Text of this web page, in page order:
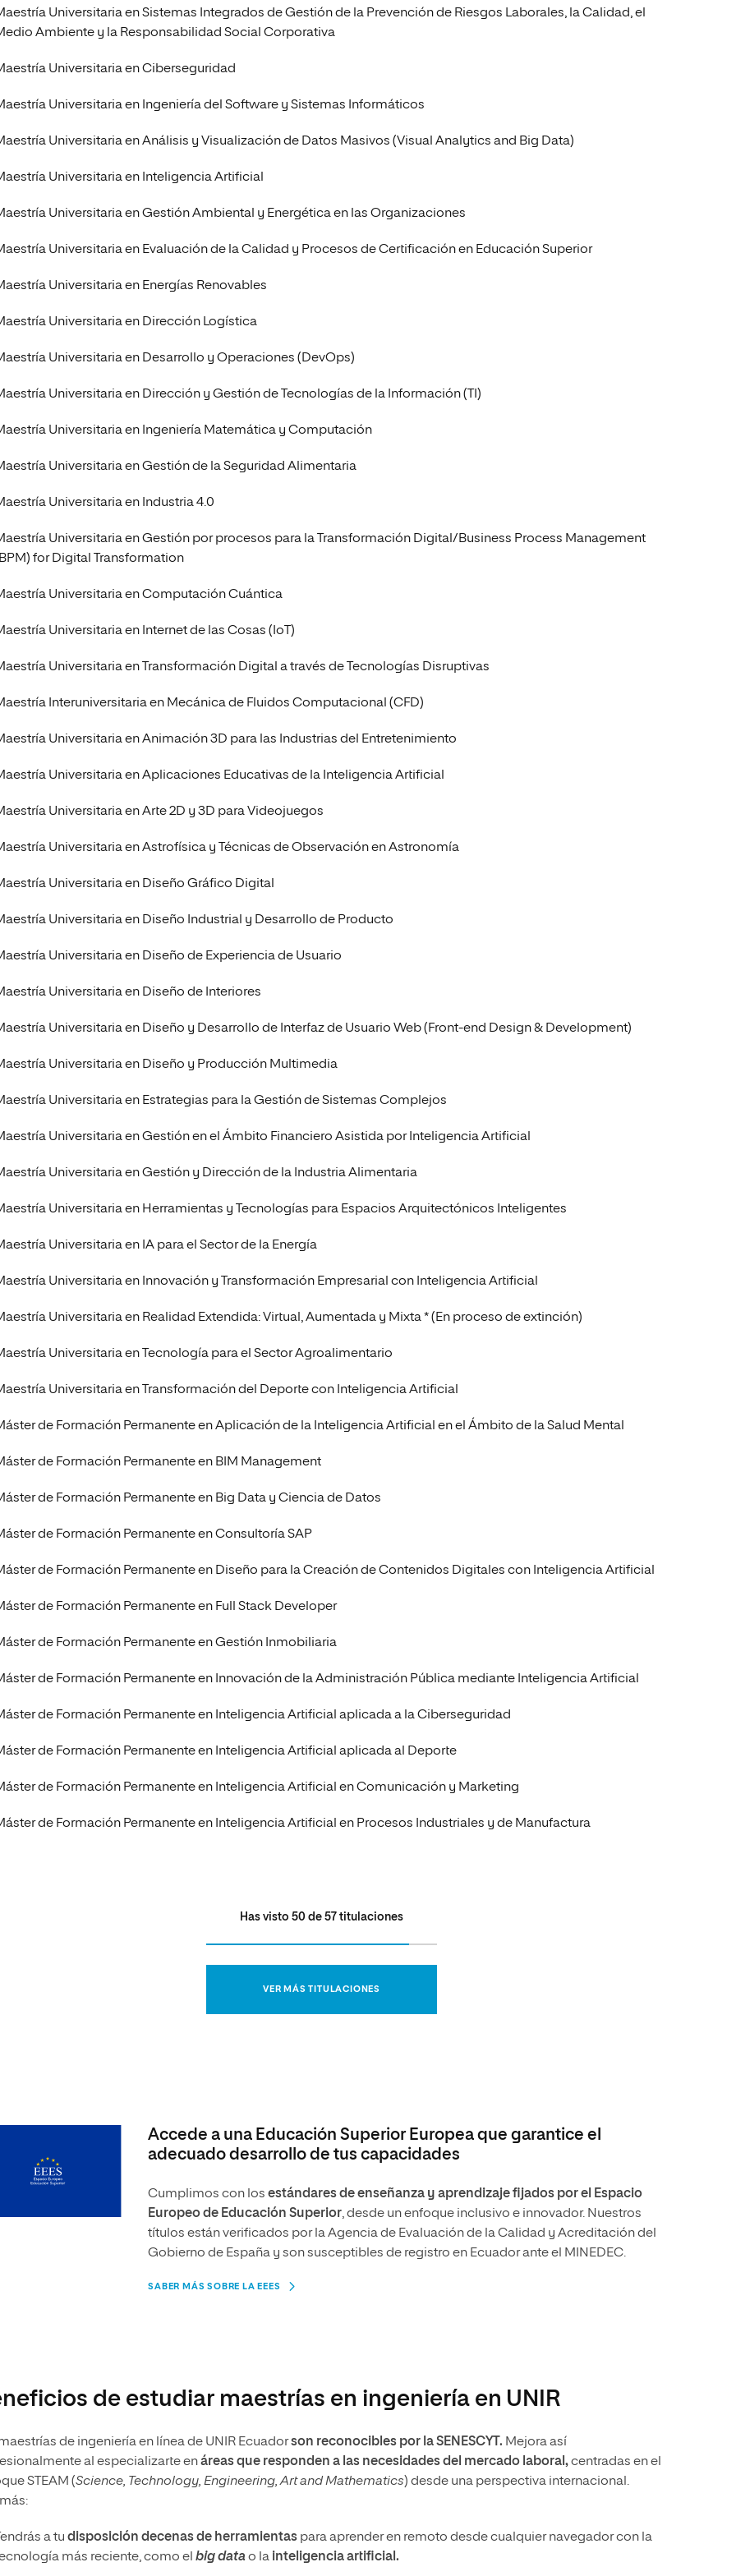
en Energías Renovables
en Ingeniería del Software y
Universitaria en Sistemas Integrados de Gestión de la Prevención de Riesgos Laborales, la Calidad, el
Ambiente y la Responsabilidad Social Corporativa
Universitaria en Ciberseguridad
Universitaria en Ingeniería del Software y Sistemas Informáticos
Universitaria en Análisis y Visualización de Datos Masivos (Visual Analytics and Big Data)
Universitaria en Inteligencia Artificial
Universitaria en Gestión Ambiental y Energética en las Organizaciones
Universitaria en Evaluación de la Calidad y Procesos de Certificación en Educación Superior
Universitaria en Energías Renovables
Universitaria en Dirección Logística
Universitaria en Desarrollo y Operaciones (DevOps)
Universitaria en Dirección y Gestión de Tecnologías de la Información (TI)
Universitaria en Ingeniería Matemática y Computación
Universitaria en Gestión de la Seguridad Alimentaria
Universitaria en Industria 4.0
Universitaria en Gestión por procesos para la Transformación Digital/Business Process Management
for Digital Transformation
Universitaria en Computación Cuántica
Universitaria en Internet de las Cosas (IoT)
Universitaria en Transformación Digital a través de Tecnologías Disruptivas
Interuniversitaria en Mecánica de Fluidos Computacional (CFD)
Universitaria en Animación 3D para las Industrias del Entretenimiento
Universitaria en Aplicaciones Educativas de la Inteligencia Artificial
Universitaria en Arte 2D y 3D para Videojuegos
Universitaria en Astrofísica y Técnicas de Observación en Astronomía
Universitaria en Diseño Gráfico Digital
Universitaria en Diseño Industrial y Desarrollo de Producto
Universitaria en Diseño de Experiencia de Usuario
Universitaria en Diseño de Interiores
Universitaria en Diseño y Desarrollo de Interfaz de Usuario Web (Front-end Design & Development)
Universitaria en Diseño y Producción Multimedia
Universitaria en Estrategias para la Gestión de Sistemas Complejos
Universitaria en Gestión en el Ámbito Financiero Asistida por Inteligencia Artificial
Universitaria en Gestión y Dirección de la Industria Alimentaria
Universitaria en Herramientas y Tecnologías para Espacios Arquitectónicos Inteligentes
Universitaria en IA para el Sector de la Energía
Universitaria en Innovación y Transformación Empresarial con Inteligencia Artificial
Universitaria en Realidad Extendida: Virtual, Aumentada y Mixta * (En proceso de extinción)
Universitaria en Tecnología para el Sector Agroalimentario
Universitaria en Transformación del Deporte con Inteligencia Artificial
de Formación Permanente en Aplicación de la Inteligencia Artificial en el Ámbito de la Salud Mental
de Formación Permanente en BIM Management
de Formación Permanente en Big Data y Ciencia de Datos
de Formación Permanente en Consultoría SAP
de Formación Permanente en Diseño para la Creación de Contenidos Digitales con Inteligencia Artificial
de Formación Permanente en Full Stack Developer
de Formación Permanente en Gestión Inmobiliaria
de Formación Permanente en Innovación de la Administración Pública mediante Inteligencia Artificial
de Formación Permanente en Inteligencia Artificial aplicada a la Ciberseguridad
de Formación Permanente en Inteligencia Artificial aplicada al Deporte
de Formación Permanente en Inteligencia Artificial en Comunicación y Marketing
de Formación Permanente en Inteligencia Artificial en Procesos Industriales y de Manufactura
Has visto 50 de 57 titulaciones
VER MÁS TITULACIONES
Accede a una Educación Superior Europea que garantice el
adecuado desarrollo de tus capacidades
Cumplimos con losestándares de enseñanza y aprendizaje fijados por el Espacio
Europeo de Educación Superior, desde un enfoque inclusivo e innovador. Nuestros
títulos están verificados por la Agencia de Evaluación de la Calidad y Acreditación del
Gobierno de España y son susceptibles de registro en Ecuador ante el MINEDEC.
SABER MÁS SOBRE LA EEES
de estudiar maestrías en ingeniería en UNIR
de ingeniería en línea de UNIR Ecuadorson reconocibles por la SENESCYT. Mejora así
al especializarte enáreas que responden a las necesidades del mercado laboral,centradas en el
STEAM (Science, Technology, Engineering, Art and Mathematics) desde una perspectiva internacional.
a tu disposición decenas de herramientas para aprender en remoto desde cualquier navegador con la
más reciente, como el big datao la inteligencia artificial.